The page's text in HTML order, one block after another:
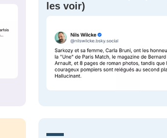
les voir)
Ma propre
sélection